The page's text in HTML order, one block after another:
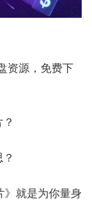
资源，免费下
》就是为你量身